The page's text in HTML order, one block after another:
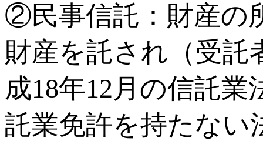
②民事信託：財産の
財産を託され（受託
成18年12月の信託
託業免許を持たない